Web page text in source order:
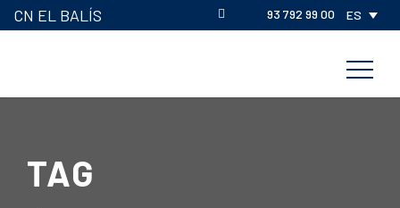
CN EL BALÍS 93 792 99 00 ES
TAG